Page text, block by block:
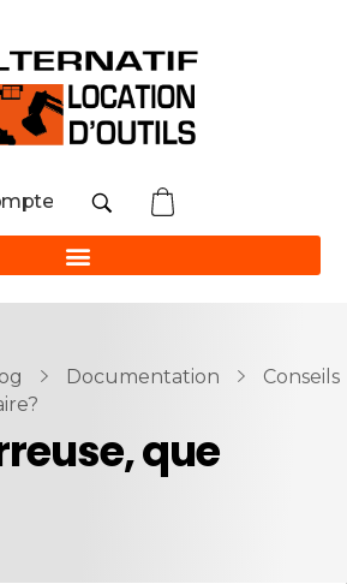
Documentation
Conseils
que